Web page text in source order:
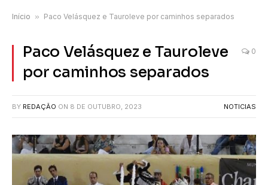
Início » Paco Velásquez e Tauroleve por caminhos separados
Paco Velásquez e Tauroleve
por caminhos separados
0
BY REDAÇÃO ON 8 DE OUTUBRO, 2023 NOTICIAS